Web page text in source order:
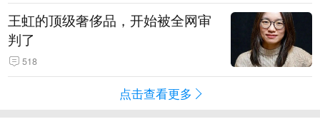
王虹的顶级奢侈品，开始被全网审
判了
518
点击查看更多